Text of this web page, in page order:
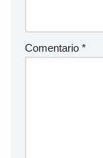
Comentario *